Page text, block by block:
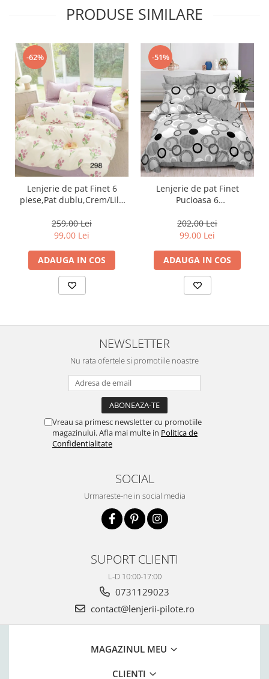
PRODUSE SIMILARE
-62%
Lenjerie de pat Finet 6
piese,Pat dublu,Crem/Lila
259,00 Lei
99,00 Lei
ADAUGA IN COS
-51%
Lenjerie de pat Finet
Pucioasa 6
202,00 Lei
99,00 Lei
ADAUGA IN COS
NEWSLETTER
Nu rata ofertele si promotiile noastre
Vreau sa primesc newsletter cu promotiile
magazinului. Afla mai multe in Politica de
Confidentialitate
SOCIAL
Urmareste-ne in social media
SUPORT CLIENTI
L-D 10:00-17:00
0731129023
contact@lenjerii-pilote.ro
MAGAZINUL MEU
CLIENTI